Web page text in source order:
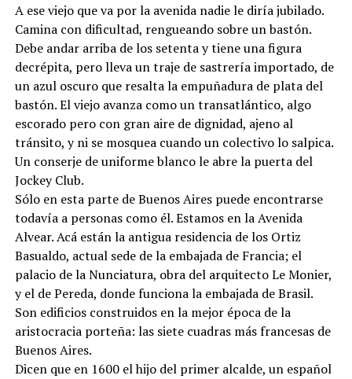
A ese viejo que va por la avenida nadie le diría jubilado.
Camina con dificultad, rengueando sobre un bastón.
Debe andar arriba de los setenta y tiene una figura
decrépita, pero lleva un traje de sastrería importado, de
un azul oscuro que resalta la empuñadura de plata del
bastón. El viejo avanza como un transatlántico, algo
escorado pero con gran aire de dignidad, ajeno al
tránsito, y ni se mosquea cuando un colectivo lo salpica.
Un conserje de uniforme blanco le abre la puerta del
Jockey Club.
Sólo en esta parte de Buenos Aires puede encontrarse
todavía a personas como él. Estamos en la Avenida
Alvear. Acá están la antigua residencia de los Ortiz
Basualdo, actual sede de la embajada de Francia; el
palacio de la Nunciatura, obra del arquitecto Le Monier,
y el de Pereda, donde funciona la embajada de Brasil.
Son edificios construidos en la mejor época de la
aristocracia porteña: las siete cuadras más francesas de
Buenos Aires.
Dicen que en 1600 el hijo del primer alcalde, un español